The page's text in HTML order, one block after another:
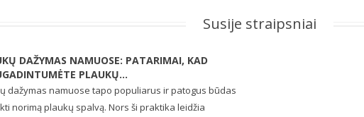
Susije straipsniai
DAŽYMAS NAMUOSE: PATARIMAI, KAD
PLAUKŲ...
dažymas namuose tapo populiarus ir patogus būdas
norimą plaukų spalvą. Nors ši praktika leidžia